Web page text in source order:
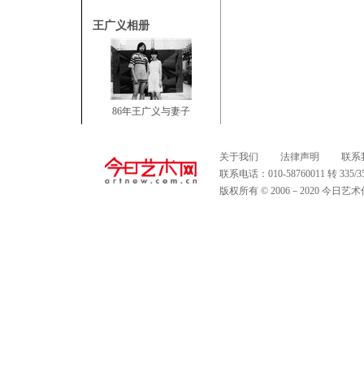
王广义相册
86年王广义与妻子
关于我们 法律声明
联系
联系电话：010-58760011 转
版权所有 © 2006－2020 今日艺